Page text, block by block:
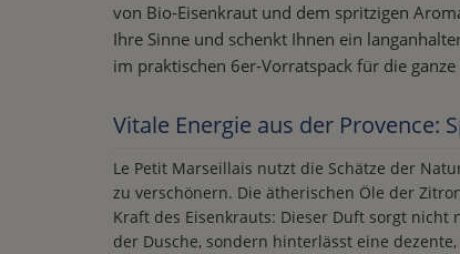
von Bio-Eisenkraut und dem spritzigen
Ihre Sinne und schenkt Ihnen ein
im praktischen 6er-Vorratspack für die ganze
Vitale Energie aus der Provence:
Le Petit Marseillais nutzt die Schätze der
zu verschönern. Die ätherischen Öle der
Kraft des Eisenkrauts: Dieser Duft sorgt
der Dusche, sondern hinterlässt eine